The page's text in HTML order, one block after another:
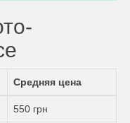
Средняя цена
550 грн